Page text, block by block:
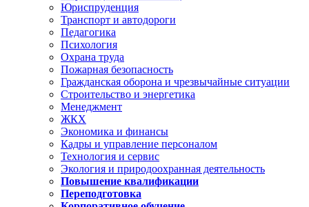
Юриспруденция
Транспорт и автодороги
Педагогика
Психология
Охрана труда
Пожарная безопасность
Гражданская оборона и чрезвычайные ситуации
Строительство и энергетика
Менеджмент
ЖКХ
Экономика и финансы
Кадры и управление персоналом
Технология и сервис
Экология и природоохранная деятельность
Повышение квалификации
Переподготовка